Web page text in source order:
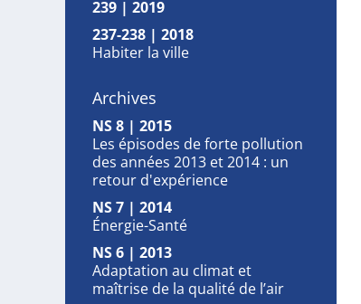
239 | 2019
237-238 | 2018
Habiter la ville
Archives
NS 8 | 2015
Les épisodes de forte pollution
des années 2013 et 2014 : un
retour d'expérience
NS 7 | 2014
Énergie-Santé
NS 6 | 2013
Adaptation au climat et
maîtrise de la qualité de l’air